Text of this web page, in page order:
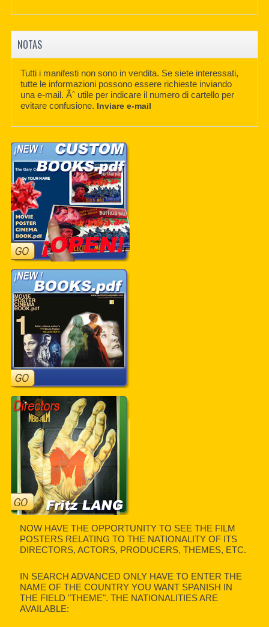
NOTAS
Tutti i manifesti non sono in vendita. Se siete interessati,
tutte le informazioni possono essere richieste inviando
una e-mail. Ãˆ utile per indicare il numero di cartello per
evitare confusione. Inviare e-mail
NOW HAVE THE OPPORTUNITY TO SEE THE FILM
POSTERS RELATING TO THE NATIONALITY OF ITS
DIRECTORS, ACTORS, PRODUCERS, THEMES, ETC.
IN SEARCH ADVANCED ONLY HAVE TO ENTER THE
NAME OF THE COUNTRY YOU WANT SPANISH IN
THE FIELD "THEME". THE NATIONALITIES ARE
AVAILABLE: